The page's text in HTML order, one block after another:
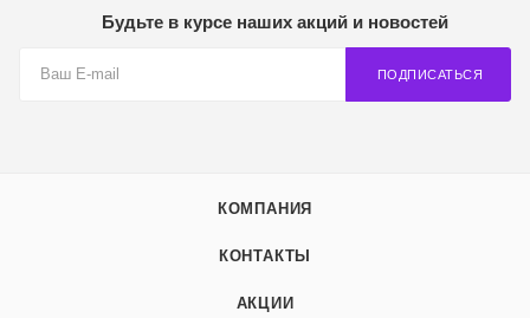
Будьте в курсе наших акций и новостей
ПОДПИСАТЬСЯ
КОМПАНИЯ
КОНТАКТЫ
АКЦИИ